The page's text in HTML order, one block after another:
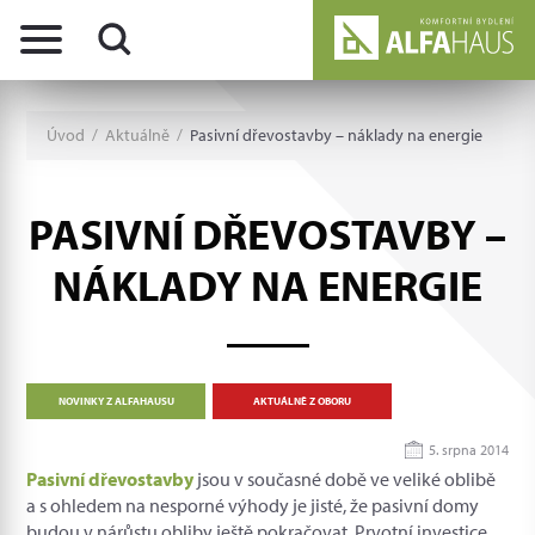
Úvod / Aktuálně / Pasivní dřevostavby – náklady na energie
PASIVNÍ DŘEVOSTAVBY –
NÁKLADY NA ENERGIE
NOVINKY Z ALFAHAUSU AKTUÁLNĚ Z OBORU
5. srpna 2014
Pasivní dřevostavbyjsou v současné době ve veliké oblibě
a s ohledem na nesporné výhody je jisté, že pasivní domy